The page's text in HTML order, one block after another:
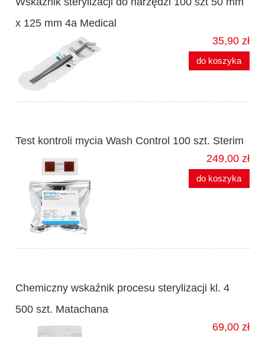
x 125 mm 4a Medical
35,90 zł
do koszyka
Test kontroli mycia Wash Control 100 szt. Sterim
249,00 zł
do koszyka
Chemiczny wskaźnik procesu sterylizacji kl. 4
500 szt. Matachana
69,00 zł